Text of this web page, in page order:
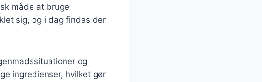
måde at bruge
sig, og i dag findes der
og
ingredienser, hvilket gør